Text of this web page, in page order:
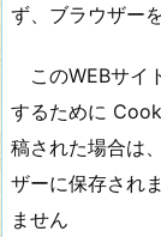
ず、ブラウザー
このWEBサイ
するために
稿された場合は
ザーに保存され
ません